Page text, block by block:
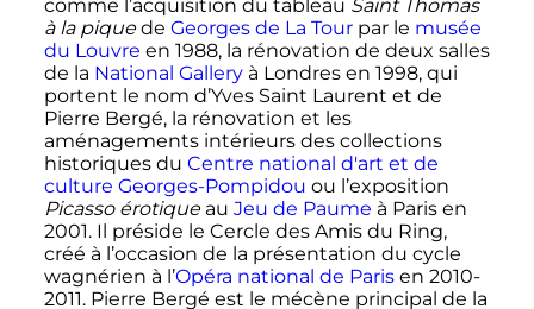
comme l’acquisition du tableau Saint Thomas
à la piquede Georges de La Tourpar le musée
du Louvre en 1988, la rénovation de deux salles
de la National Galleryà Londres en 1998, qui
portent le nom d’Yves Saint Laurent et de
Pierre Bergé, la rénovation et les
aménagements intérieurs des collections
historiques du Centre national d'art et de
culture Georges-Pompidou ou l’exposition
Picasso érotiqueau Jeu de Paume à Paris en
2001. Il préside le Cercle des Amis du Ring,
créé à l’occasion de la présentation du cycle
wagnérien à l’Opéra national de Parisen 2010-
2011. Pierre Bergé est le mécène principal de la